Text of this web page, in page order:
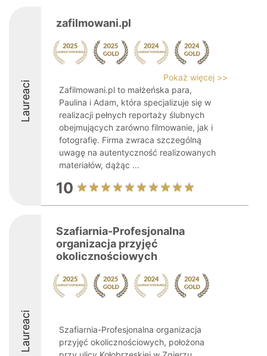
Laureaci
zafilmowani.pl
Pokaż więcej >>
Zafilmowani.pl to małżeńska para,
Paulina i Adam, która specjalizuje się w
realizacji pełnych reportaży ślubnych
obejmujących zarówno filmowanie, jak i
fotografię. Firma zwraca szczególną
uwagę na autentyczność realizowanych
materiałów, dążąc ...
10
Laureaci
Szafiarnia-Profesjonalna
organizacja przyjęć
okolicznościowych
Szafiarnia-Profesjonalna organizacja
przyjęć okolicznościowych, położona